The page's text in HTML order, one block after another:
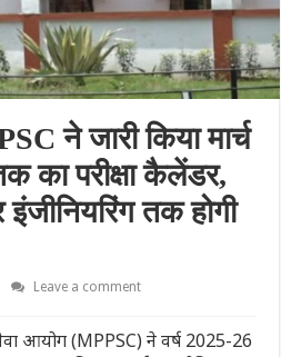
ने जारी किया मार्च
का परीक्षा कैलेंडर,
तक होगी
Leave a comment
आयोग (MPPSC) ने वर्ष 2025-26